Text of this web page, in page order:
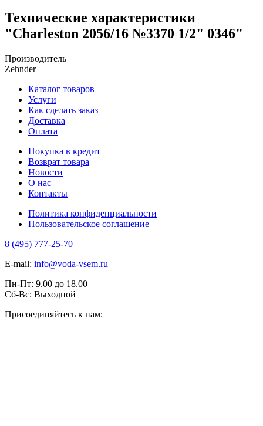
Технические характеристики
"Charleston 2056/16 №3370 1/2" 0346"
Производитель
Zehnder
Каталог товаров
Услуги
Как сделать заказ
Доставка
Оплата
Покупка в кредит
Возврат товара
Новости
О нас
Контакты
Политика конфиденциальности
Пользовательское соглашение
8 (495) 777-25-70
E-mail: info@voda-vsem.ru
Пн-Пт: 9.00 до 18.00
Сб-Вс: Выходной
Присоединяйтесь к нам: